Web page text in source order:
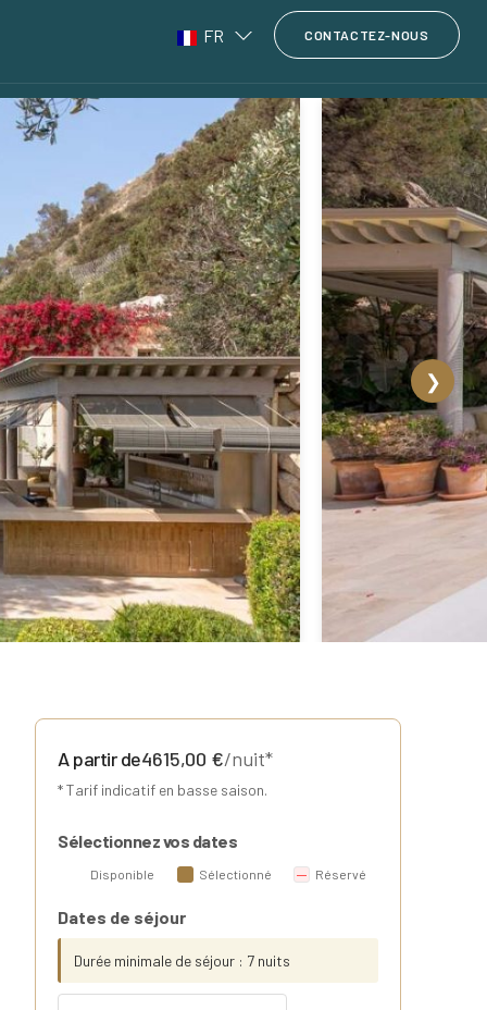
FR CONTACTEZ-NOUS
❯
A partir de4615,00 €/nuit*
* Tarif indicatif en basse saison.
Sélectionnez vos dates
Disponible Sélectionné Réservé
Dates de séjour
Durée minimale de séjour : 7 nuits